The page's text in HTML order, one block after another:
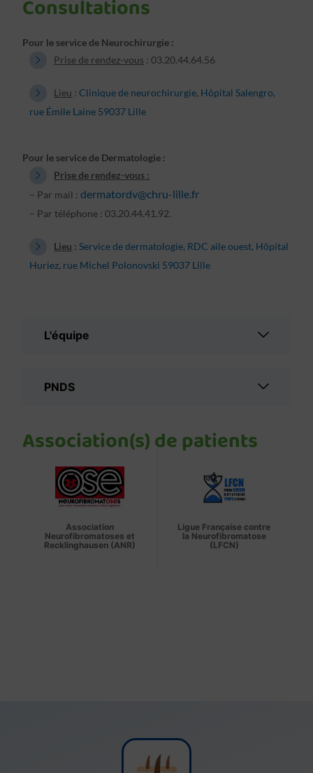
Consultations
Pour le service de Neurochirurgie :
Prise de rendez-vous : 03.20.44.64.56
Lieu :Clinique de neurochirurgie, Hôpital Salengro,
rue Émile Laine 59037 Lille
Pour le service de Dermatologie :
Prise de rendez-vous :
– Par mail :dermatordv@chru-lille.fr
– Par téléphone : 03.20.44.41.92.
Lieu : Service de dermatologie, RDC aile ouest, Hôpital
Huriez, rue Michel Polonovski 59037 Lille
L'équipe
PNDS
Association(s) de patients
Association
Neurofibromatoses et
Recklinghausen (ANR)
Ligue Française contre
la Neurofibromatose
(LFCN)